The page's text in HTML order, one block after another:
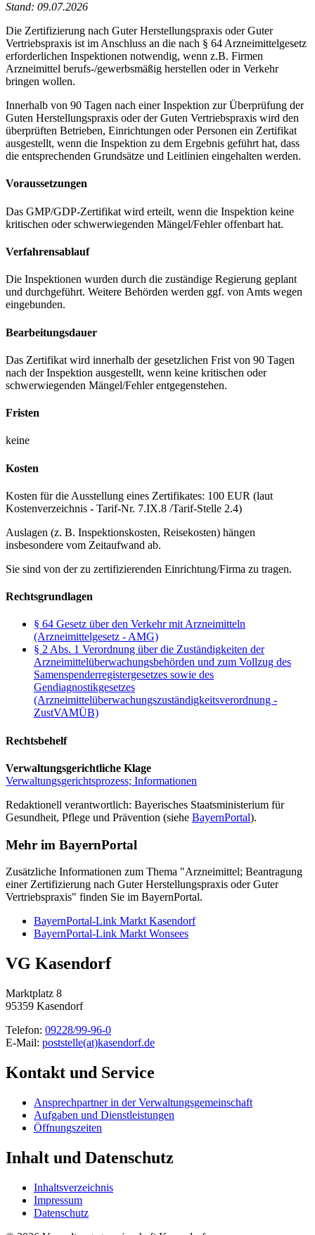
Stand: 09.07.2026
Die Zertifizierung nach Guter Herstellungspraxis oder Guter
Vertriebspraxis ist im Anschluss an die nach § 64 Arzneimittelgesetz
erforderlichen Inspektionen notwendig, wenn z.B. Firmen
Arzneimittel berufs-/gewerbsmäßig herstellen oder in Verkehr
bringen wollen.
Innerhalb von 90 Tagen nach einer Inspektion zur Überprüfung der
Guten Herstellungspraxis oder der Guten Vertriebspraxis wird den
überprüften Betrieben, Einrichtungen oder Personen ein Zertifikat
ausgestellt, wenn die Inspektion zu dem Ergebnis geführt hat, dass
die entsprechenden Grundsätze und Leitlinien eingehalten werden.
Voraussetzungen
Das GMP/GDP-Zertifikat wird erteilt, wenn die Inspektion keine
kritischen oder schwerwiegenden Mängel/Fehler offenbart hat.
Verfahrensablauf
Die Inspektionen wurden durch die zuständige Regierung geplant
und durchgeführt. Weitere Behörden werden ggf. von Amts wegen
eingebunden.
Bearbeitungsdauer
Das Zertifikat wird innerhalb der gesetzlichen Frist von 90 Tagen
nach der Inspektion ausgestellt, wenn keine kritischen oder
schwerwiegenden Mängel/Fehler entgegenstehen.
Fristen
keine
Kosten
Kosten für die Ausstellung eines Zertifikates: 100 EUR (laut
Kostenverzeichnis - Tarif-Nr. 7.IX.8 /Tarif-Stelle 2.4)
Auslagen (z. B. Inspektionskosten, Reisekosten) hängen
insbesondere vom Zeitaufwand ab.
Sie sind von der zu zertifizierenden Einrichtung/Firma zu tragen.
Rechtsgrundlagen
§ 64 Gesetz über den Verkehr mit Arzneimitteln
(Arzneimittelgesetz - AMG)
§ 2 Abs. 1 Verordnung über die Zuständigkeiten der
Arzneimittelüberwachungsbehörden und zum Vollzug des
Samenspenderregistergesetzes sowie des
Gendiagnostikgesetzes
(Arzneimittelüberwachungszuständigkeitsverordnung -
ZustVAMÜB)
Rechtsbehelf
Verwaltungsgerichtliche Klage
Verwaltungsgerichtsprozess; Informationen
Redaktionell verantwortlich: Bayerisches Staatsministerium für
Gesundheit, Pflege und Prävention (siehe BayernPortal).
Mehr im BayernPortal
Zusätzliche Informationen zum Thema "Arzneimittel; Beantragung
einer Zertifizierung nach Guter Herstellungspraxis oder Guter
Vertriebspraxis" finden Sie im BayernPortal.
BayernPortal-Link Markt Kasendorf
BayernPortal-Link Markt Wonsees
VG Kasendorf
Marktplatz 8
95359 Kasendorf
Telefon: 09228/99-96-0
E-Mail: poststelle(at)kasendorf.de
Kontakt und Service
Ansprechpartner in der Verwaltungsgemeinschaft
Aufgaben und Dienstleistungen
Öffnungszeiten
Inhalt und Datenschutz
Inhaltsverzeichnis
Impressum
Datenschutz